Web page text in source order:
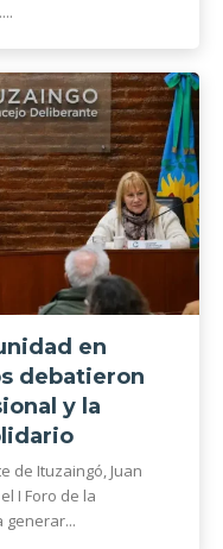
en
debatieron
y la
de Ituzaingó, Juan
I Foro de la
generar...